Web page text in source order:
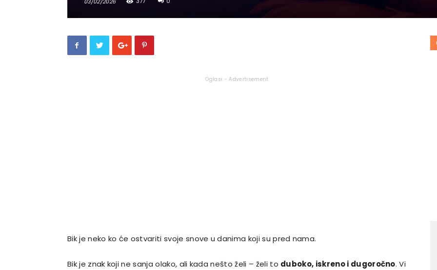
Oglasi - Advertisement
Bik je neko ko će ostvariti svoje snove u danima koji su pred nama.
Bik je znak koji ne sanja olako, ali kada nešto želi – želi to duboko, iskreno i dugoročno. Vi